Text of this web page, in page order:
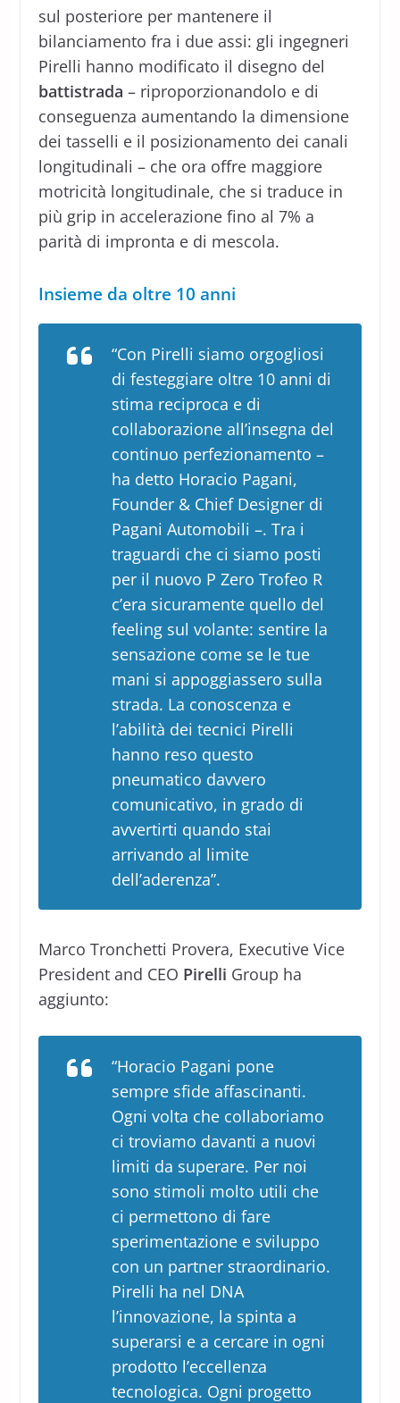
sul posteriore per mantenere il
bilanciamento fra i due assi: gli ingegneri
Pirelli hanno modificato il disegno del
battistrada – riproporzionandolo e di
conseguenza aumentando la dimensione
dei tasselli e il posizionamento dei canali
longitudinali – che ora offre maggiore
motricità longitudinale, che si traduce in
più grip in accelerazione fino al 7% a
parità di impronta e di mescola.
Insieme da oltre 10 anni
“Con Pirelli siamo orgogliosi
di festeggiare oltre 10 anni di
stima reciproca e di
collaborazione all’insegna del
continuo perfezionamento –
ha detto Horacio Pagani,
Founder & Chief Designer di
Pagani Automobili –. Tra i
traguardi che ci siamo posti
per il nuovo P Zero Trofeo R
c’era sicuramente quello del
feeling sul volante: sentire la
sensazione come se le tue
mani si appoggiassero sulla
strada. La conoscenza e
l’abilità dei tecnici Pirelli
hanno reso questo
pneumatico davvero
comunicativo, in grado di
avvertirti quando stai
arrivando al limite
dell’aderenza”.
Marco Tronchetti Provera, Executive Vice
President and CEO Pirelli Group ha
aggiunto:
“Horacio Pagani pone
sempre sfide affascinanti.
Ogni volta che collaboriamo
ci troviamo davanti a nuovi
limiti da superare. Per noi
sono stimoli molto utili che
ci permettono di fare
sperimentazione e sviluppo
con un partner straordinario.
Pirelli ha nel DNA
l’innovazione, la spinta a
superarsi e a cercare in ogni
prodotto l’eccellenza
tecnologica. Ogni progetto